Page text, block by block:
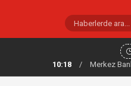
10:18
/ Merkez